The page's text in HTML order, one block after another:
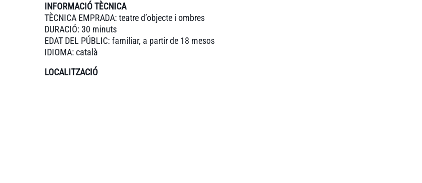
INFORMACIÓ TÈCNICA
TÈCNICA EMPRADA: teatre d’objecte i ombres
DURACIÓ: 30 minuts
EDAT DEL PÚBLIC: familiar, a partir de 18 mesos
IDIOMA: català
LOCALITZACIÓ